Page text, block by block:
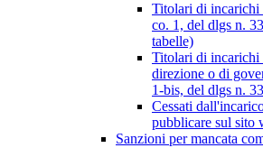
Titolari di
co. 1, del dlgs n.
tabelle)
Titolari di incarichi
direzione o di
1-bis, del dlgs n.
Cessati
pubblicare sul sito
Sanzioni per mancata